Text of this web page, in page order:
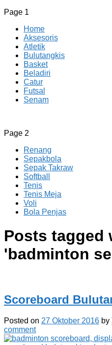
Page 1
Home
Aksesoris
Atletik
Bulutangkis
Basket
Beladiri
Catur
Futsal
Senam
CV JAYA BERSAMA Co Id
Menyediakan Semua
Page 2
Renang
Sepakbola
Sepak Takraw
Softball
Tenis
Tenis Meja
Voli
Bola Penjas
Posts tagged
'badminton
Scoreboard
Posted on 27 Oktober 2016 by
comment